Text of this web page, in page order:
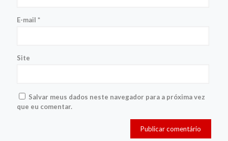
E-mail *
Site
Salvar meus dados neste navegador para a próxima vez
que eu comentar.